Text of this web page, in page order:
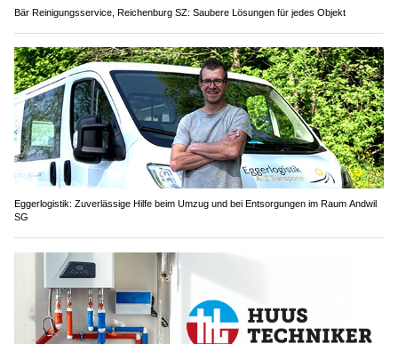
Bär Reinigungsservice, Reichenburg SZ: Saubere Lösungen für jedes Objekt
Eggerlogistik: Zuverlässige Hilfe beim Umzug und bei Entsorgungen im Raum Andwil
SG